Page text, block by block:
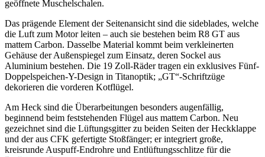
geöffnete Muschelschalen.
Das prägende Element der Seitenansicht sind die sideblades, welche
die Luft zum Motor leiten – auch sie bestehen beim R8 GT aus
mattem Carbon. Dasselbe Material kommt beim verkleinerten
Gehäuse der Außenspiegel zum Einsatz, deren Sockel aus
Aluminium bestehen. Die 19 Zoll-Räder tragen ein exklusives Fünf-
Doppelspeichen-Y-Design in Titanoptik; „GT“-Schriftzüge
dekorieren die vorderen Kotflügel.
Am Heck sind die Überarbeitungen besonders augenfällig,
beginnend beim fest­stehenden Flügel aus mattem Carbon. Neu
gezeichnet sind die Lüftungsgitter zu beiden Seiten der Heckklappe
und der aus CFK gefertigte Stoßfänger; er integriert große,
kreisrunde Auspuff-Endrohre und Entlüftungsschlitze für die